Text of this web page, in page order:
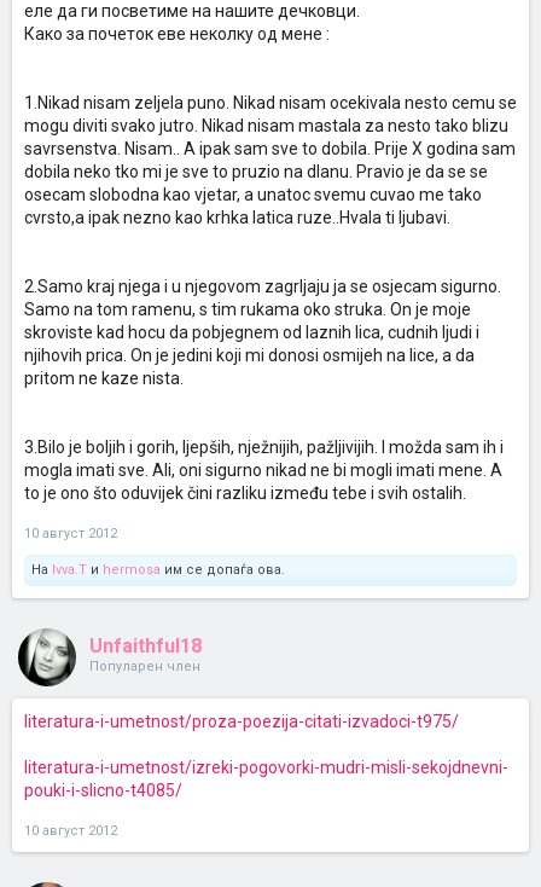
еле да ги посветиме на нашите дечковци.
Како за почеток еве неколку од мене :
1.Nikad nisam zeljela puno. Nikad nisam ocekivala nesto cemu se
mogu diviti svako jutro. Nikad nisam mastala za nesto tako blizu
savrsenstva. Nisam.. A ipak sam sve to dobila. Prije X godina sam
dobila neko tko mi je sve to pruzio na dlanu. Pravio je da se se
osecam slobodna kao vjetar, a unatoc svemu cuvao me tako
cvrsto,a ipak nezno kao krhka latica ruze..Hvala ti ljubavi.
2.Samo kraj njega i u njegovom zagrljaju ja se osjecam sigurno.
Samo na tom ramenu, s tim rukama oko struka. On je moje
skroviste kad hocu da pobjegnem od laznih lica, cudnih ljudi i
njihovih prica. On je jedini koji mi donosi osmijeh na lice, a da
pritom ne kaze nista.
3.Bilo je boljih i gorih, ljepših, nježnijih, pažljivijih. I možda sam ih i
mogla imati sve. Ali, oni sigurno nikad ne bi mogli imati mene. A
to je ono što oduvijek čini razliku između tebe i svih ostalih.
10 август 2012
На Ivva.T и hermosa им се допаѓа ова.
Unfaithful18
Популарен член
literatura-i-umetnost/proza-poezija-citati-izvadoci-t975/
literatura-i-umetnost/izreki-pogovorki-mudri-misli-sekojdnevni-
pouki-i-slicno-t4085/
10 август 2012